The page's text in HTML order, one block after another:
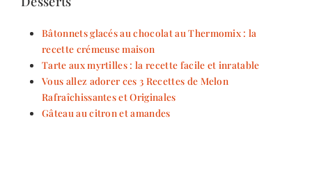
Bâtonnets glacés au chocolat au Thermomix : la
recette crémeuse maison
Tarte aux myrtilles : la recette facile et inratable
Vous allez adorer ces 3 Recettes de Melon
Rafraîchissantes et Originales
Gâteau au citron et amandes